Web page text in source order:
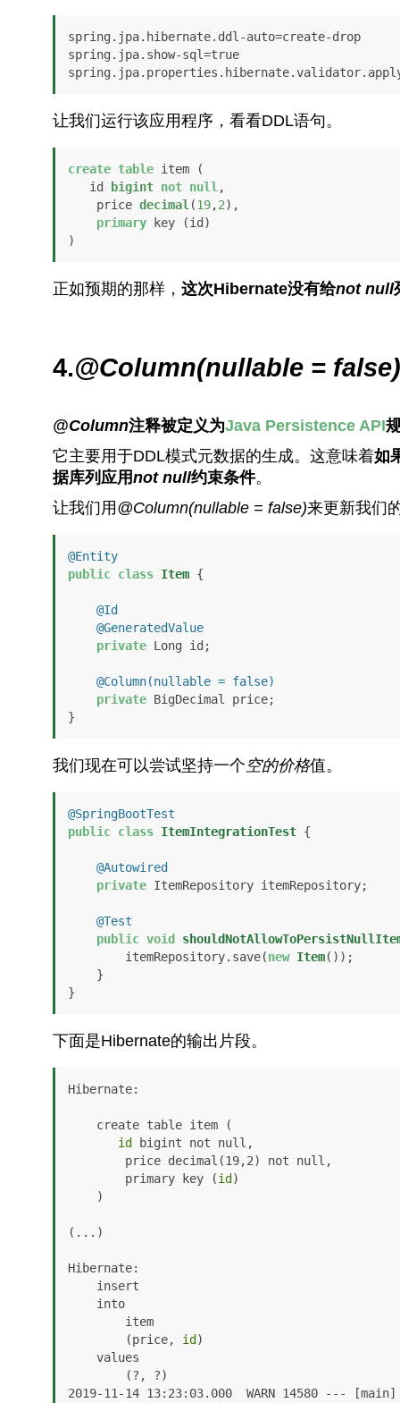
spring.jpa.hibernate.ddl-auto=create-drop
spring.jpa.show-sql=true
让我们运行该应用程序，看看DDL语句。
create table item (
   id
bigint not null ,
    price
decimal (19,2),
primary key (id)
)
正如预期的那样， 这次Hibernate没有给not null
4.@Column(nullable = false)
@Column注释被定义为Java Persistence API
它主要用于DDL模式元数据的生成。这意味着如
据库列应用not null约束条件。
让我们用 @Column(nullable = false)来更新我们
@Entity
public class Item {
@Id
@GeneratedValue
private Long id;
@Column(nullable = false)
private BigDecimal price;
}
我们现在可以尝试坚持一个 空的价格值。
@SpringBootTest
public class ItemIntegrationTest {
@Autowired
private ItemRepository itemRepository;
@Test
public void
        itemRepository.save(
new Item());
}
下面是Hibernate的输出片段。
Hibernate:
id
bigint not null,
        primary key (
id )
(...)
Hibernate:
        (price,
id )
2019-11-14 13:23:03.000  WARN 14580 ---